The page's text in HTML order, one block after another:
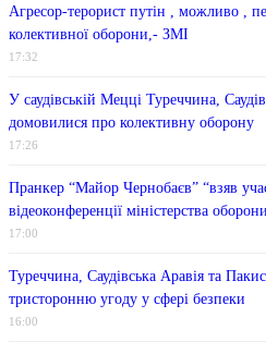
Агресор-терорист путін , можливо ,
колективної оборони,- ЗМІ
17:32
У саудівській Мецці Туреччина,
домовилися про колективну оборону
17:26
Пранкер “Майор Чернобаєв” “взяв
відеоконференції міністерства
17:00
Туреччина, Саудівська Аравія та
тристоронню угоду у сфері безпеки
16:00